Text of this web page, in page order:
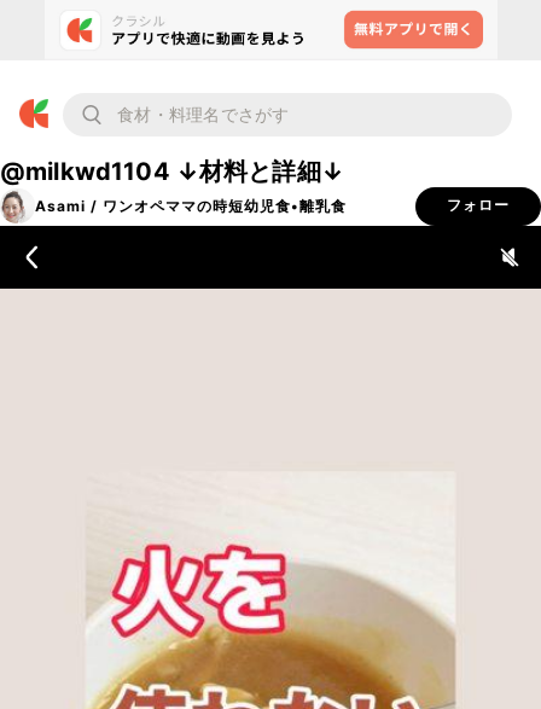
@milkwd1104 ↓材料と詳細↓
Asami / ワンオペママの時短幼児食•離乳食 フォロー